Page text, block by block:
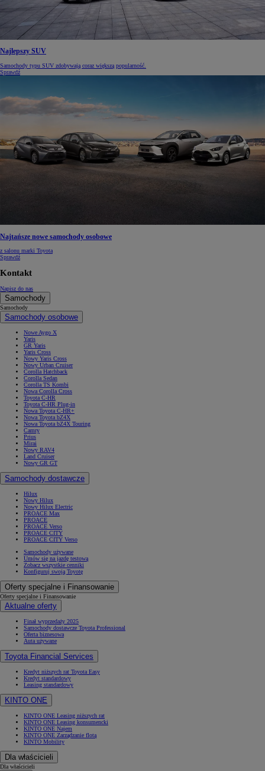
Najlepszy SUV
Samochody typu SUV zdobywają coraz większą popularność.
Sprawdź
Najtańsze nowe samochody osobowe
z salonu marki Toyota
Sprawdź
Kontakt
Napisz do nas
Samochody
Samochody
Samochody osobowe
Nowe Aygo X
Yaris
GR Yaris
Yaris Cross
Nowy Yaris Cross
Nowy Urban Cruiser
Corolla Hatchback
Corolla Sedan
Corolla TS Kombi
Nowa Corolla Cross
Toyota C-HR
Toyota C-HR Plug-in
Nowa Toyota C-HR+
Nowa Toyota bZ4X
Nowa Toyota bZ4X Touring
Camry
Prius
Mirai
Nowy RAV4
Land Cruiser
Nowy GR GT
Samochody dostawcze
Hilux
Nowy Hilux
Nowy Hilux Electric
PROACE Max
PROACE
PROACE Verso
PROACE CITY
PROACE CITY Verso
Samochody używane
Umów się na jazdę testową
Zobacz wszystkie cenniki
Konfiguruj swoją Toyotę
Oferty specjalne i Finansowanie
Oferty specjalne i Finansowanie
Aktualne oferty
Finał wyprzedaży 2025
Samochody dostawcze Toyota Professional
Oferta biznesowa
Auta używane
Toyota Financial Services
Kredyt niższych rat Toyota Easy
Kredyt standardowy
Leasing standardowy
KINTO ONE
KINTO ONE Leasing niższych rat
KINTO ONE Leasing konsumencki
KINTO ONE Najem
KINTO ONE Zarządzanie flotą
KINTO Mobility
Dla właścicieli
Dla właścicieli